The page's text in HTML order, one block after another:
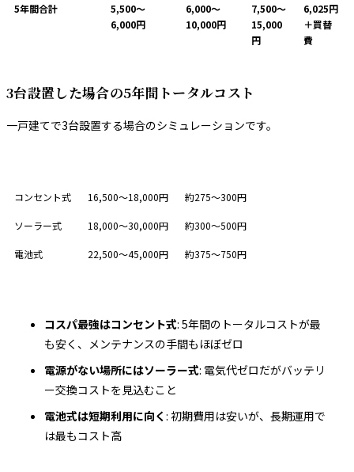
5年間合計
5,500〜
6,000円
6,000〜
10,000円
7,500〜
15,000
円
6,025円
＋買替
費
3台設置した場合の5年間トータルコスト
一戸建てで3台設置する場合のシミュレーションです。
コンセント式 16,500〜18,000円 約275〜300円
ソーラー式 18,000〜30,000円 約300〜500円
電池式 22,500〜45,000円 約375〜750円
コスパ最強はコンセント式: 5年間のトータルコストが最
も安く、メンテナンスの手間もほぼゼロ
電源がない場所にはソーラー式: 電気代ゼロだがバッテリ
ー交換コストを見込むこと
電池式は短期利用に向く : 初期費用は安いが、長期運用で
は最もコスト高